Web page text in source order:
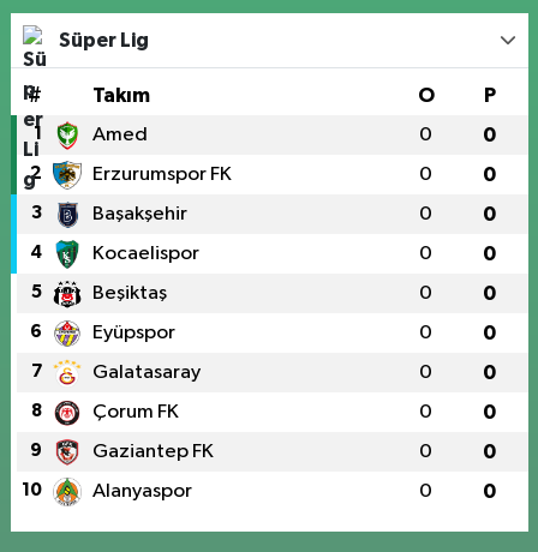
Süper Lig
# Takım O P
1 Amed 0 0
2 Erzurumspor FK 0 0
3 Başakşehir 0 0
4 Kocaelispor 0 0
5 Beşiktaş 0 0
6 Eyüpspor 0 0
7 Galatasaray 0 0
8 Çorum FK 0 0
9 Gaziantep FK 0 0
10 Alanyaspor 0 0